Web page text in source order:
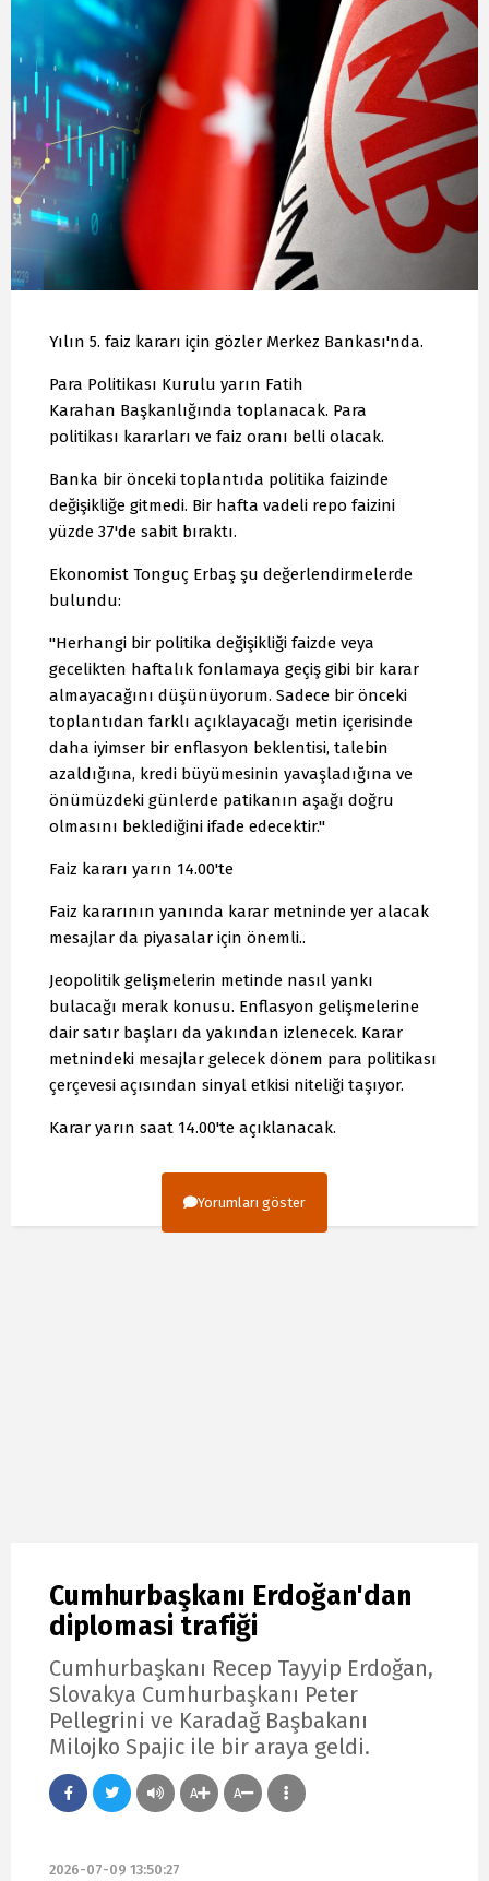
Yılın 5. faiz kararı için gözler Merkez Bankası'nda.
Para Politikası Kurulu yarın Fatih
Karahan Başkanlığında toplanacak. Para
politikası kararları ve faiz oranı belli olacak.
Banka bir önceki toplantıda politika faizinde
değişikliğe gitmedi. Bir hafta vadeli repo faizini
yüzde 37'de sabit bıraktı.
Ekonomist Tonguç Erbaş şu değerlendirmelerde
bulundu:
"Herhangi bir politika değişikliği faizde veya
gecelikten haftalık fonlamaya geçiş gibi bir karar
almayacağını düşünüyorum. Sadece bir önceki
toplantıdan farklı açıklayacağı metin içerisinde
daha iyimser bir enflasyon beklentisi, talebin
azaldığına, kredi büyümesinin yavaşladığına ve
önümüzdeki günlerde patikanın aşağı doğru
olmasını beklediğini ifade edecektir."
Faiz kararı yarın 14.00'te
Faiz kararının yanında karar metninde yer alacak
mesajlar da piyasalar için önemli..
Jeopolitik gelişmelerin metinde nasıl yankı
bulacağı merak konusu. Enflasyon gelişmelerine
dair satır başları da yakından izlenecek. Karar
metnindeki mesajlar gelecek dönem para politikası
çerçevesi açısından sinyal etkisi niteliği taşıyor.
Karar yarın saat 14.00'te açıklanacak.
Yorumları göster
Cumhurbaşkanı Erdoğan'dan
diplomasi trafiği
Cumhurbaşkanı Recep Tayyip Erdoğan,
Slovakya Cumhurbaşkanı Peter
Pellegrini ve Karadağ Başbakanı
Milojko Spajic ile bir araya geldi.
A A
2026-07-09 13:50:27